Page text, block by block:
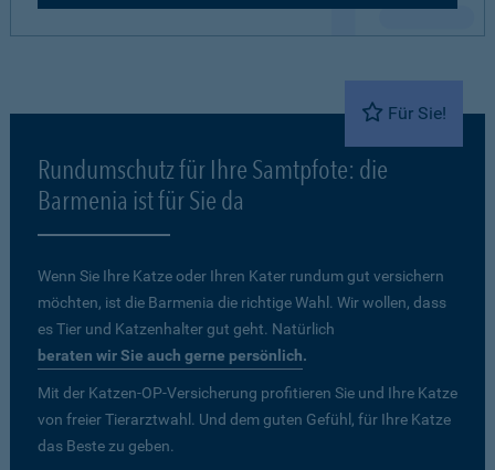
Für Sie!
Rundumschutz für Ihre Samtpfote: die
Barmenia ist für Sie da
Wenn Sie Ihre Katze oder Ihren Kater rundum gut versichern
möchten, ist die Barmenia die richtige Wahl. Wir wollen, dass
es Tier und Katzenhalter gut geht. Natürlich
beraten wir Sie auch gerne persönlich.
Mit der Katzen-OP-Versicherung profitieren Sie und Ihre Katze
von freier Tierarztwahl. Und dem guten Gefühl, für Ihre Katze
das Beste zu geben.